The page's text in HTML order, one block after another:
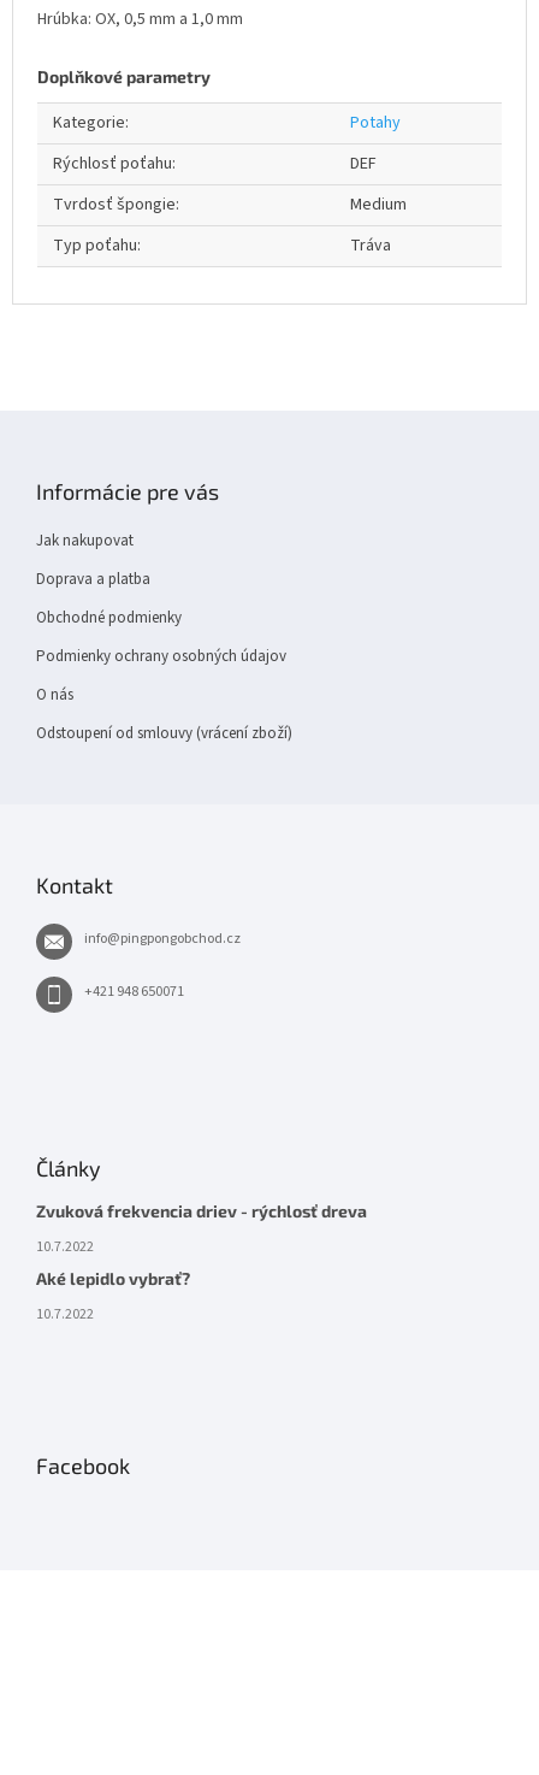
Hrúbka: OX, 0,5 mm a 1,0 mm
Doplňkové parametry
Kategorie:
Potahy
Rýchlosť poťahu:
DEF
Tvrdosť špongie:
Medium
Typ poťahu: Tráva
Informácie pre vás
Jak nakupovat
Doprava a platba
Obchodné podmienky
Podmienky ochrany osobných údajov
O nás
Odstoupení od smlouvy (vrácení zboží)
Kontakt
info@pingpongobchod.cz
+421 948 650071
Články
Zvuková frekvencia driev - rýchlosť dreva
10.7.2022
Aké lepidlo vybrať?
10.7.2022
Facebook